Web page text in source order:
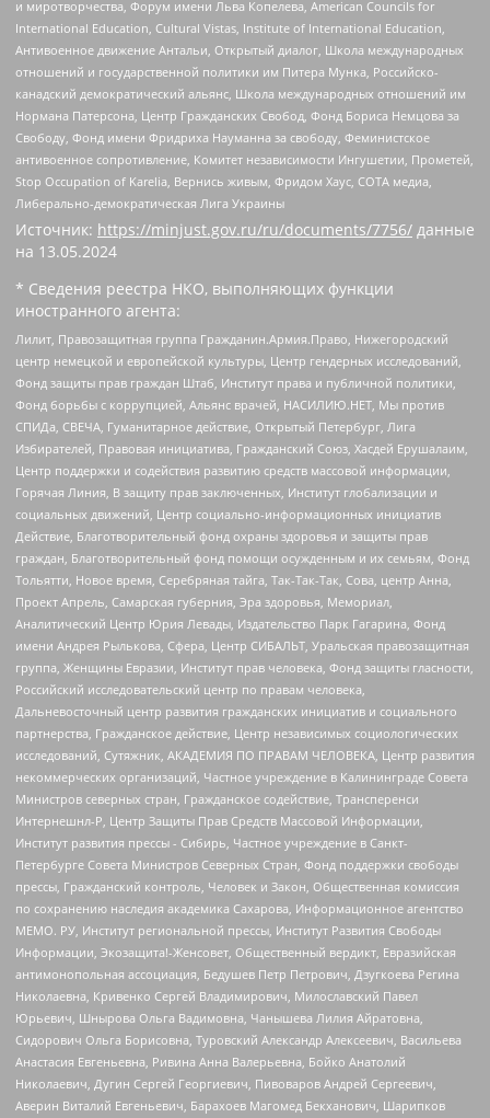
и миротворчества, Форум имени Льва Копелева, American Councils for
International Education, Cultural Vistas, Institute of International Education,
Антивоенное движение Антальи, Открытый диалог, Школа международных
отношений и государственной политики им Питера Мунка, Российско-
канадский демократический альянс, Школа международных отношений им
Нормана Патерсона, Центр Гражданских Свобод, Фонд Бориса Немцова за
Свободу, Фонд имени Фридриха Науманна за свободу, Феминистское
антивоенное сопротивление, Комитет независимости Ингушетии, Прометей,
Stop Occupation of Karelia, Вернись живым, Фридом Хаус, СОТА медиа,
Либерально-демократическая Лига Украины
Источник: https://minjust.gov.ru/ru/documents/7756/ данные
на 13.05.2024
* Сведения реестра НКО, выполняющих функции
иностранного агента:
Лилит, Правозащитная группа Гражданин.Армия.Право, Нижегородский
центр немецкой и европейской культуры, Центр гендерных исследований,
Фонд защиты прав граждан Штаб, Институт права и публичной политики,
Фонд борьбы с коррупцией, Альянс врачей, НАСИЛИЮ.НЕТ, Мы против
СПИДа, СВЕЧА, Гуманитарное действие, Открытый Петербург, Лига
Избирателей, Правовая инициатива, Гражданский Союз, Хасдей Ерушалаим,
Центр поддержки и содействия развитию средств массовой информации,
Горячая Линия, В защиту прав заключенных, Институт глобализации и
социальных движений, Центр социально-информационных инициатив
Действие, Благотворительный фонд охраны здоровья и защиты прав
граждан, Благотворительный фонд помощи осужденным и их семьям, Фонд
Тольятти, Новое время, Серебряная тайга, Так-Так-Так, Сова, центр Анна,
Проект Апрель, Самарская губерния, Эра здоровья, Мемориал,
Аналитический Центр Юрия Левады, Издательство Парк Гагарина, Фонд
имени Андрея Рылькова, Сфера, Центр СИБАЛЬТ, Уральская правозащитная
группа, Женщины Евразии, Институт прав человека, Фонд защиты гласности,
Российский исследовательский центр по правам человека,
Дальневосточный центр развития гражданских инициатив и социального
партнерства, Гражданское действие, Центр независимых социологических
исследований, Сутяжник, АКАДЕМИЯ ПО ПРАВАМ ЧЕЛОВЕКА, Центр развития
некоммерческих организаций, Частное учреждение в Калининграде Совета
Министров северных стран, Гражданское содействие, Трансперенси
Интернешнл-Р, Центр Защиты Прав Средств Массовой Информации,
Институт развития прессы - Сибирь, Частное учреждение в Санкт-
Петербурге Совета Министров Северных Стран, Фонд поддержки свободы
прессы, Гражданский контроль, Человек и Закон, Общественная комиссия
по сохранению наследия академика Сахарова, Информационное агентство
МЕМО. РУ, Институт региональной прессы, Институт Развития Свободы
Информации, Экозащита!-Женсовет, Общественный вердикт, Евразийская
антимонопольная ассоциация, Бедушев Петр Петрович, Дзугкоева Регина
Николаевна, Кривенко Сергей Владимирович, Милославский Павел
Юрьевич, Шнырова Ольга Вадимовна, Чанышева Лилия Айратовна,
Сидорович Ольга Борисовна, Туровский Александр Алексеевич, Васильева
Анастасия Евгеньевна, Ривина Анна Валерьевна, Бойко Анатолий
Николаевич, Дугин Сергей Георгиевич, Пивоваров Андрей Сергеевич,
Аверин Виталий Евгеньевич, Барахоев Магомед Бекханович, Шарипков